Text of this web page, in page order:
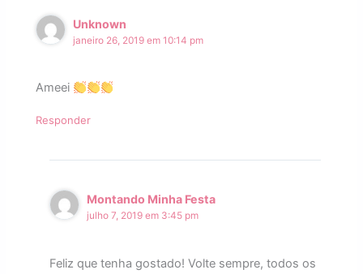
Unknown
janeiro 26, 2019 em 10:14 pm
Ameei
Responder
Montando Minha Festa
julho 7, 2019 em 3:45 pm
Feliz que tenha gostado! Volte sempre, todos os